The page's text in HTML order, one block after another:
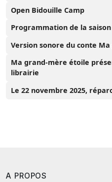
Open Bidouille Camp
Programmation de la saison
Version sonore du conte
Ma grand-mère étoile
librairie
Le 22 novembre 2025,
A PROPOS